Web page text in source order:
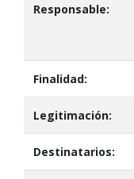
Responsable:
Finalidad:
Legitimación:
Destinatarios: